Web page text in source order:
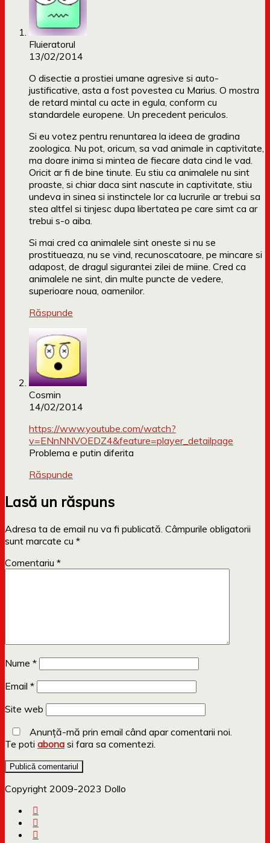
Fluieratorul
13/02/2014
O disectie a prostiei umane agresive si auto-
justificative, asta a fost povestea cu Marius. O mostra
de retard mintal cu acte in egula, conform cu
standardele europene. Un precedent periculos.
Si eu votez pentru renuntarea la ideea de gradina
zoologica. Nu pot, oricum, sa vad animale in captivitate,
ma doare inima si mintea de fiecare data cind le vad.
Oricit ar fi de bine tinute. Eu stiu ca animalele nu sint
proaste, si chiar daca sint nascute in captivitate, stiu
undeva in sinea si instinctele lor ca lucrurile ar trebui sa
stea altfel si tinjesc dupa libertatea pe care simt ca ar
trebui s-o aiba.
Si mai cred ca animalele sint oneste si nu se
prostitueaza, nu se vind, recunoscatoare, pe mincare si
adapost, de dragul sigurantei zilei de miine. Cred ca
animalele ne sint, din multe puncte de vedere,
superioare noua, oamenilor.
Răspunde
Cosmin
14/02/2014
https://www.youtube.com/watch?
v=ENnNNVOEDZ4&feature=player_detailpage
Problema e putin diferita
Răspunde
Lasă un răspuns
Adresa ta de email nu va fi publicată. Câmpurile obligatorii
sunt marcate cu *
Comentariu *
Nume *
Email *
Site web
Anunță-mă prin email când apar comentarii noi.
Te poti abona si fara sa comentezi.
Copyright 2009-2023 Dollo